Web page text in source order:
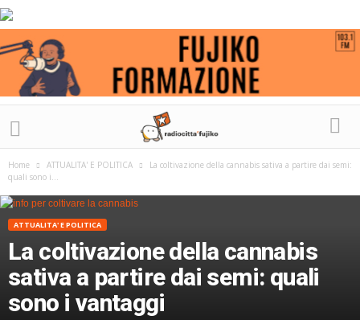
Home ATTUALITA' E POLITICA
La coltivazione della cannabis sativa a partire dai semi:
quali sono i...
ATTUALITA' E POLITICA
La coltivazione della cannabis
sativa a partire dai semi: quali
sono i vantaggi